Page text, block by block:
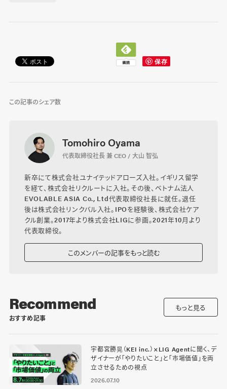
この記事のシェア数
Tomohiro Oyama
代表取締役社長 兼 CEO / 大山 智弘
新卒にて株式会社ユナイテッドアローズ入社。イギリス留学
を経て、株式会社リクルートに入社。その後、ベトナム法人
EVOLABLE ASIA Co., Ltd代表取締役社長に就任。退任
後は株式会社リンクバル入社。IPOを経験後、株式会社ケア
クル創業。2017年より株式会社LIGに参画。2021年10月より
代表取締役。
このメンバーの記事をもっと読む
Recommend
おすすめ記事
もっと見る
宇都宮勝晃（KEI inc.）×LIG Agentに聞く、デ
ザイナーが「やりたいこと」と「市場価値」を両
立させるための視点
2026.07.10